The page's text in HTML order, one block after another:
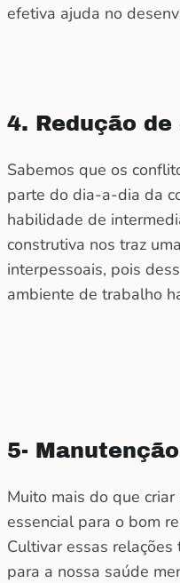
efetiva ajuda no
4. Redução
Sabemos que os
parte do dia-a-dia da
habilidade de
construtiva nos traz
interpessoais, pois
ambiente de trabalho
5-
Muito mais do que
essencial para o bom
Cultivar essas
para a nossa saúde